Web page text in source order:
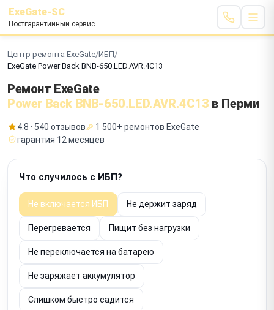
ExeGate-SC
Постгарантийный сервис
Центр ремонта ExeGate/ИБП/
ExeGate Power Back BNB-650.LED.AVR.4C13
Ремонт ExeGate
Power Back BNB-650.LED.AVR.4C13 в Перми
4.8 · 540 отзывов
1 500+ ремонтов ExeGate
гарантия 12 месяцев
Что случилось с ИБП?
Не включается ИБП Не держит заряд
Перегревается Пищит без нагрузки
Не переключается на батарею
Не заряжает аккумулятор
Слишком быстро садится